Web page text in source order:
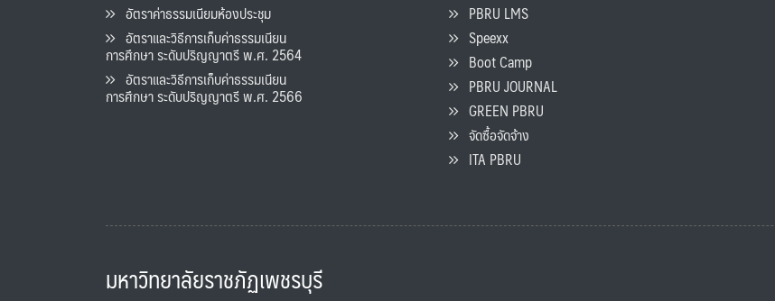
อัตราค่าธรรมเนียมห้องประชุม
อัตราและวิธีการเก็บค่าธรรมเนียน
การศึกษา ระดับปริญญาตรี พ.ศ. 2564
อัตราและวิธีการเก็บค่าธรรมเนียน
การศึกษา ระดับปริญญาตรี พ.ศ. 2566
PBRU LMS
Speexx
Boot Camp
PBRU JOURNAL
GREEN PBRU
จัดซื้อจัดจ้าง
ITA PBRU
มหาวิทยาลัยราชภัฏเพชรบุรี